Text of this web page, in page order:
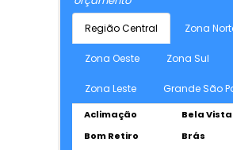
Região Central Zona
Zona Oeste Zona Sul
Zona Leste Grande São
Aclimação
Bela Vista
Bom Retiro
Brás